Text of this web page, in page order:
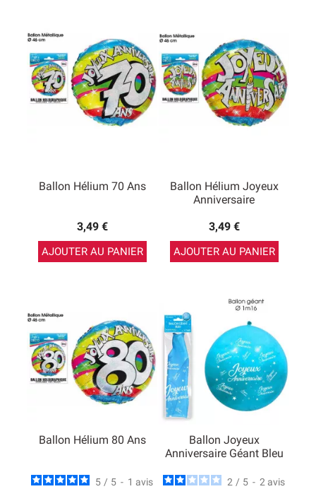
Ballon Hélium 70 Ans
3,49 €
AJOUTER AU PANIER
Ballon Hélium Joyeux
Anniversaire
3,49 €
AJOUTER AU PANIER
Ballon Hélium 80 Ans
5 / 5 - 1 avis
Ballon Joyeux
Anniversaire Géant Bleu
2 / 5 - 2 avis